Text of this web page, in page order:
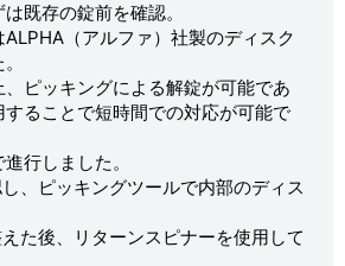
既存の錠前を確認。
（アルファ）社製のディスク
ピッキングによる解錠が可能であ
することで短時間での対応が可能で
行しました。
、ピッキングツールで内部のディス
た後、リターンスピナーを使用して